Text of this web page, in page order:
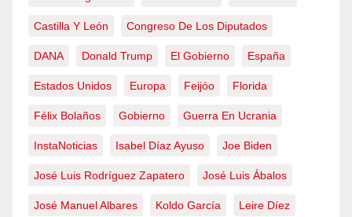
Castilla Y León Congreso De Los Diputados
DANA Donald Trump El Gobierno España
Estados Unidos Europa Feijóo Florida
Félix Bolaños Gobierno Guerra En Ucrania
InstaNoticias Isabel Díaz Ayuso Joe Biden
José Luis Rodríguez Zapatero José Luis Ábalos
José Manuel Albares Koldo García Leire Díez